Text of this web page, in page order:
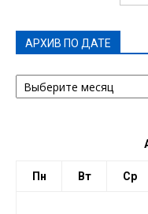
АРХИВ ПО ДАТЕ
АРХИВ
ПО
Пн Вт Ср